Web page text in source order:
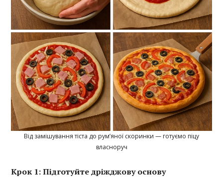
Від замішування тіста до рум’яної скоринки — готуємо піцу
власноруч
Крок 1: Підготуйте дріжджову основу